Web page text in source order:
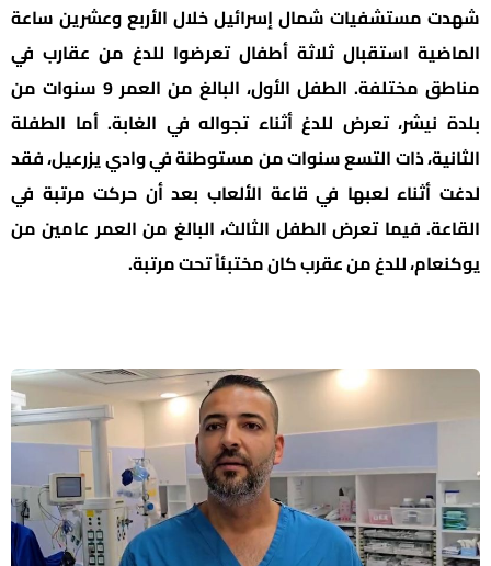
شهدت مستشفيات شمال إسرائيل خلال الأربع وعشرين ساعة
الماضية استقبال ثلاثة أطفال تعرضوا للدغ من عقارب في
مناطق مختلفة. الطفل الأول، البالغ من العمر 9 سنوات من
بلدة نيشر، تعرض للدغ أثناء تجواله في الغابة. أما الطفلة
الثانية، ذات التسع سنوات من مستوطنة في وادي يزرعيل، فقد
لدغت أثناء لعبها في قاعة الألعاب بعد أن حركت مرتبة في
القاعة. فيما تعرض الطفل الثالث، البالغ من العمر عامين من
يوكنعام، للدغ من عقرب كان مختبئاً تحت مرتبة.